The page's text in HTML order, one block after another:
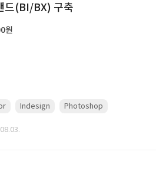
드(BI/BX) 구축
원
Indesign Photoshop